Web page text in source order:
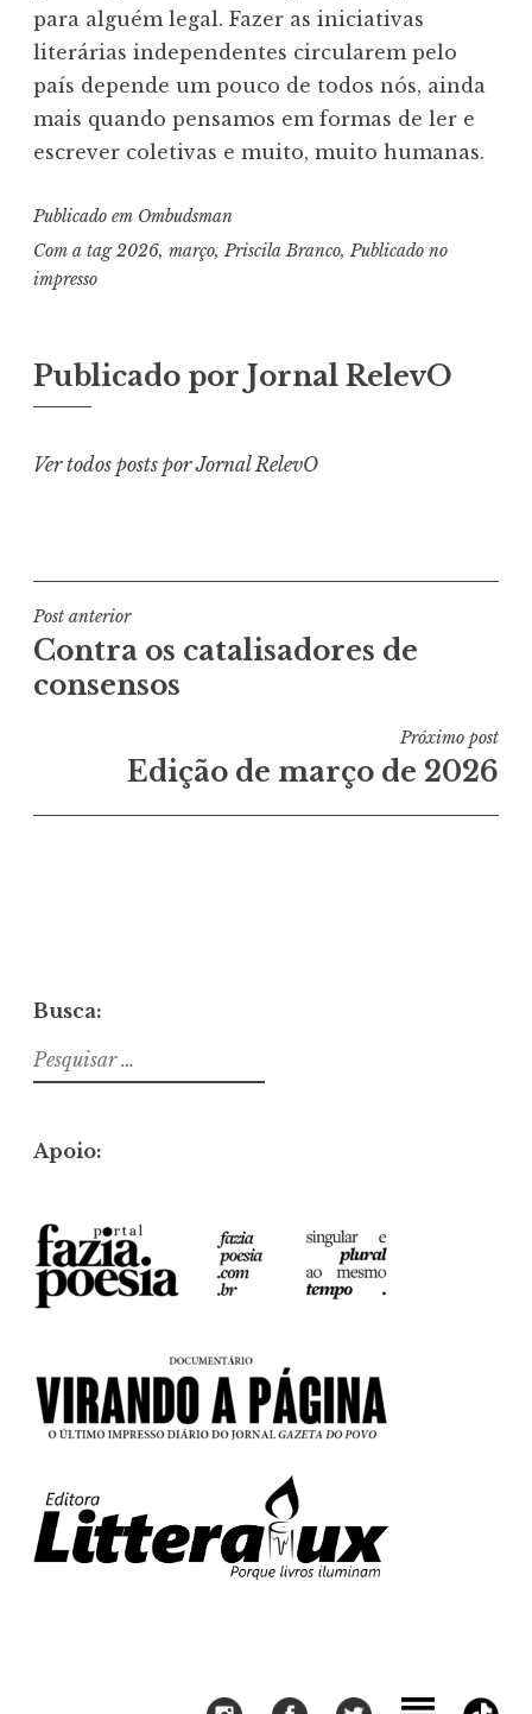
para alguém legal. Fazer as iniciativas
literárias independentes circularem pelo
país depende um pouco de todos nós, ainda
mais quando pensamos em formas de ler e
escrever coletivas e muito, muito humanas.
Publicado em Ombudsman
Com a tag2026, março, Priscila Branco, Publicado no
impresso
Publicado por Jornal RelevO
Ver todos posts por Jornal RelevO
Navegação
de
Post
Post anterior
Contra os catalisadores de
consensos
Próximo post
Edição de março de 2026
Busca:
Pesquisar
por:
Apoio: